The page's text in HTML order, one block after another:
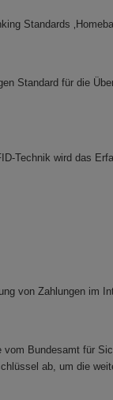
Standards
Standard für die
Technik wird das
von Zahlungen im
Bundesamt für
ab, um die